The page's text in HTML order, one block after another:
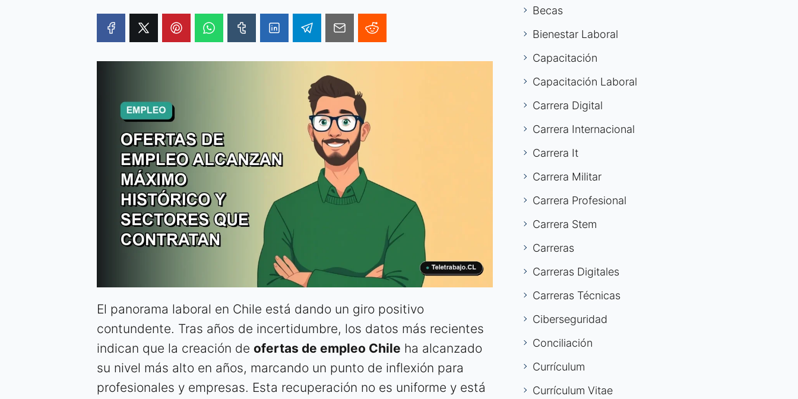
El panorama laboral en Chile está dando un giro positivo
contundente. Tras años de incertidumbre, los datos más recientes
indican que la creación de ofertas de empleo Chile ha alcanzado
su nivel más alto en años, marcando un punto de inflexión para
profesionales y empresas. Esta recuperación no es uniforme y está
Becas
Bienestar Laboral
Capacitación
Capacitación Laboral
Carrera Digital
Carrera Internacional
Carrera It
Carrera Militar
Carrera Profesional
Carrera Stem
Carreras
Carreras Digitales
Carreras Técnicas
Ciberseguridad
Conciliación
Currículum
Currículum Vitae